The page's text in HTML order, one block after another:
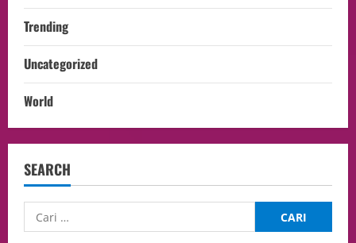
Trending
Uncategorized
World
SEARCH